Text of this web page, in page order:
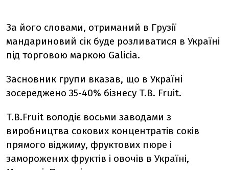
За його словами, отриманий в Грузії
мандариновий сік буде розливатися в Україні
під торговою маркою Galicia.
Засновник групи вказав, що в Україні
зосереджено 35-40% бізнесу T.B. Fruit.
T.B.Fruit володіє восьми заводами з
виробництва сокових концентратів соків
прямого віджиму, фруктових пюре і
заморожених фруктів і овочів в Україні,